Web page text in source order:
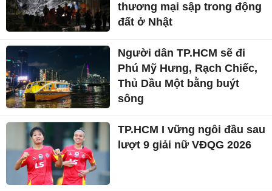
thương mại sập trong động
đất ở Nhật
Người dân TP.HCM sẽ đi
Phú Mỹ Hưng, Rạch Chiếc,
Thủ Dầu Một bằng buýt
sông
TP.HCM I vững ngôi đầu sau
lượt 9 giải nữ VĐQG 2026